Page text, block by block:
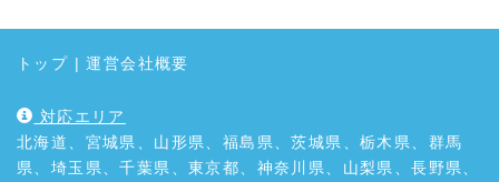
トップ |運営会社概要
対応エリア
北海道、宮城県、山形県、福島県、茨城県、栃木県、群馬
県、埼玉県、千葉県、東京都、神奈川県、山梨県、長野県、